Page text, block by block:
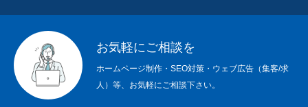
お気軽にご相談を
ホームページ制作・SEO対策・ウェブ広告（集客/求
人）等、お気軽にご相談下さい。